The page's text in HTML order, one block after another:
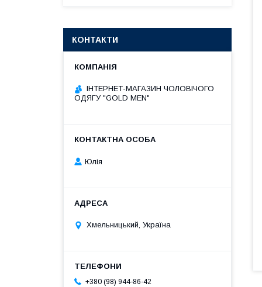
КОНТАКТИ
ІНТЕРНЕТ-МАГАЗИН ЧОЛОВІЧОГО
ОДЯГУ "GOLD MEN"
Юлія
Хмельницький, Україна
+380 (98) 944-86-42